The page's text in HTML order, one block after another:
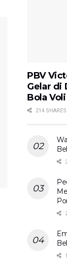
PBV
Gelar di
Bola
214 SHARES